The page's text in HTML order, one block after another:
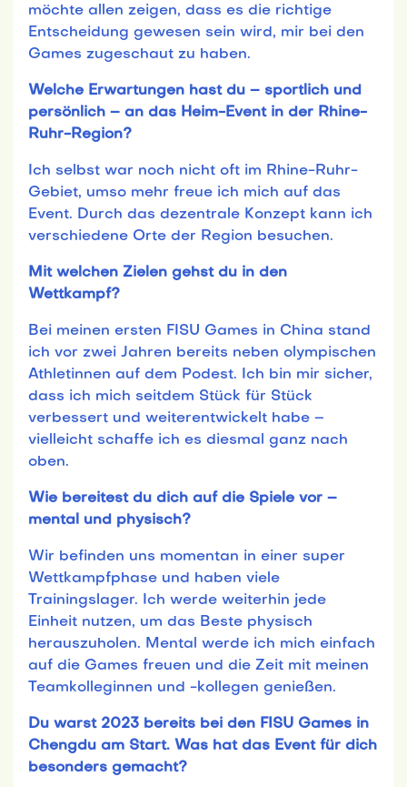
möchte allen zeigen, dass es die richtige
Entscheidung gewesen sein wird, mir bei den
Games zugeschaut zu haben.
Welche Erwartungen hast du – sportlich und
persönlich – an das Heim-Event in der Rhine-
Ruhr-Region?
Ich selbst war noch nicht oft im Rhine-Ruhr-
Gebiet, umso mehr freue ich mich auf das
Event. Durch das dezentrale Konzept kann ich
verschiedene Orte der Region besuchen.
Mit welchen Zielen gehst du in den
Wettkampf?
Bei meinen ersten FISU Games in China stand
ich vor zwei Jahren bereits neben olympischen
Athletinnen auf dem Podest. Ich bin mir sicher,
dass ich mich seitdem Stück für Stück
verbessert und weiterentwickelt habe –
vielleicht schaffe ich es diesmal ganz nach
oben.
Wie bereitest du dich auf die Spiele vor –
mental und physisch?
Wir befinden uns momentan in einer super
Wettkampfphase und haben viele
Trainingslager. Ich werde weiterhin jede
Einheit nutzen, um das Beste physisch
herauszuholen. Mental werde ich mich einfach
auf die Games freuen und die Zeit mit meinen
Teamkolleginnen und -kollegen genießen.
Du warst 2023 bereits bei den FISU Games in
Chengdu am Start. Was hat das Event für dich
besonders gemacht?